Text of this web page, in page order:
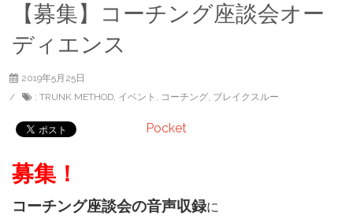
【募集】コーチング座談会オー
ディエンス
2019年5月25日
: TRUNK METHOD, イベント , コーチング, ブレイクスルー
Pocket
募集！
コーチング座談会の音声収録に